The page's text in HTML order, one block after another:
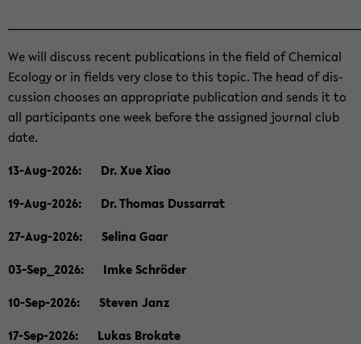
We will dis­cuss re­cent pu­bli­ca­ti­ons in the field of Che­mi­cal
Eco­lo­gy or in fields very close to this topic. The head of dis­
cus­sion choo­ses an ap­pro­pria­te pu­bli­ca­ti­on and sends it to
all par­ti­ci­pants one week be­fo­re the as­si­gned jour­nal club
date.
13-​Aug-2026: Dr. Xue Xiao
19-​Aug-2026: Dr. Tho­mas Dus­sar­rat
27-​Aug-2026: Se­li­na Gaar
03-​Sep_2026: Imke Schrö­der
10-​Sep-2026: Ste­ven Janz
17-​Sep-2026: Lukas Bro­ka­te